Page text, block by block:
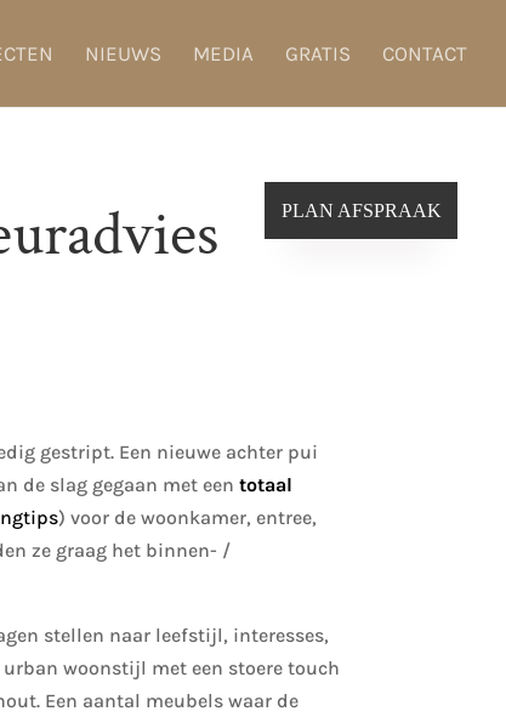
NIEUWS MEDIA GRATIS CONTACT
gestript. Een nieuwe achter pui
de slag gegaan met eentotaal
) voor de woonkamer, entree,
ze graag het binnen- /
stellen naar leefstijl, interesses,
woonstijl met een stoere touch
Een aantal meubels waar de
PLAN AFSPRAAK